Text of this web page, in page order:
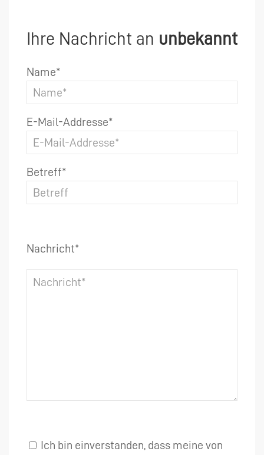
Ihre Nachricht an unbekannt
Name*
E-Mail-Addresse*
Betreff*
Nachricht*
Ich bin einverstanden, dass meine von